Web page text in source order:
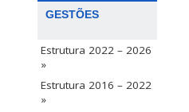
GESTÕES
Estrutura 2022 – 2026
»
Estrutura 2016 – 2022
»